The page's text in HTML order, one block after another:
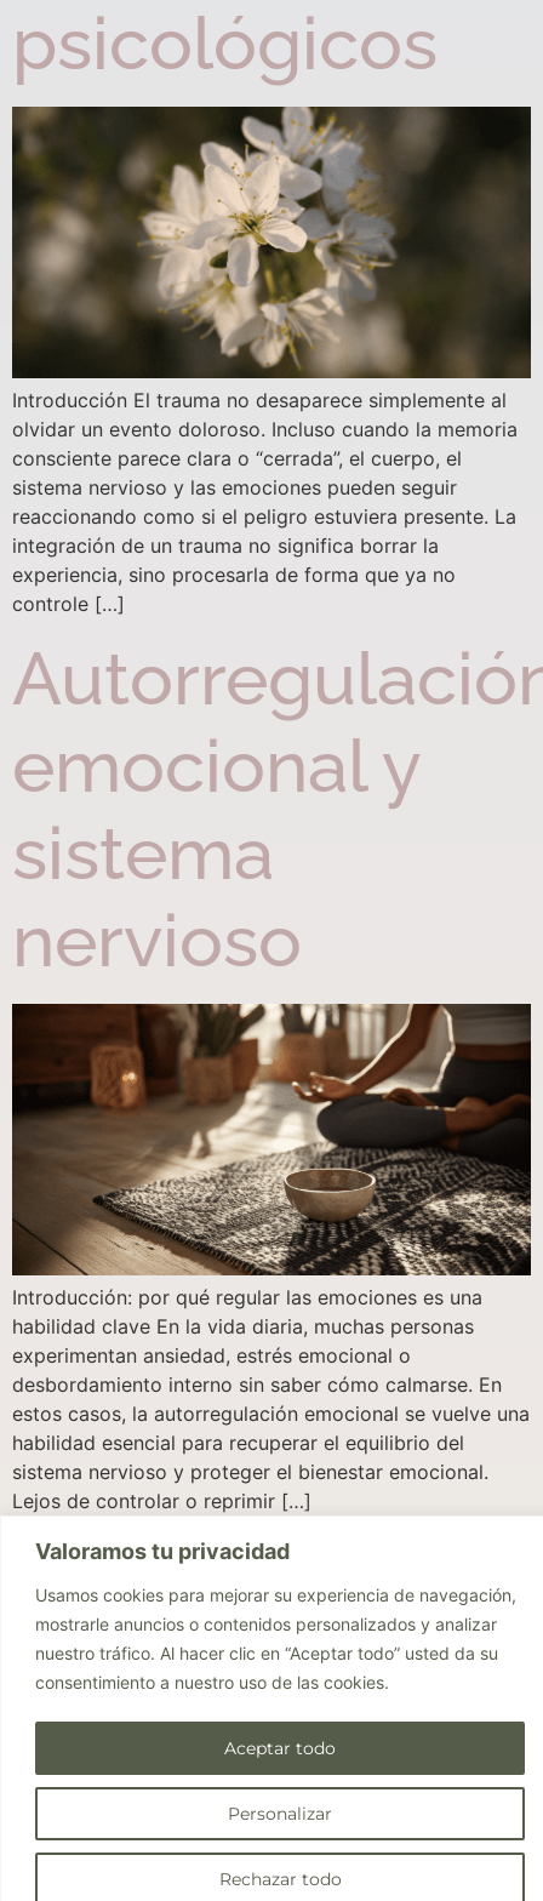
Valoramos tu privacidad
Usamos cookies para mejorar su experiencia de navegación,
mostrarle anuncios o contenidos personalizados y analizar
nuestro tráfico. Al hacer clic en “Aceptar todo” usted da su
consentimiento a nuestro uso de las cookies.
Personalizar
Rechazar todo
Aceptar todo
psicológicos
Introducción El trauma no desaparece simplemente al
olvidar un evento doloroso. Incluso cuando la memoria
consciente parece clara o “cerrada”, el cuerpo, el
sistema nervioso y las emociones pueden seguir
reaccionando como si el peligro estuviera presente. La
integración de un trauma no significa borrar la
experiencia, sino procesarla de forma que ya no
controle […]
emocional y
sistema
nervioso
Introducción: por qué regular las emociones es una
habilidad clave En la vida diaria, muchas personas
experimentan ansiedad, estrés emocional o
desbordamiento interno sin saber cómo calmarse. En
estos casos, la autorregulación emocional se vuelve una
habilidad esencial para recuperar el equilibrio del
sistema nervioso y proteger el bienestar emocional.
Lejos de controlar o reprimir […]